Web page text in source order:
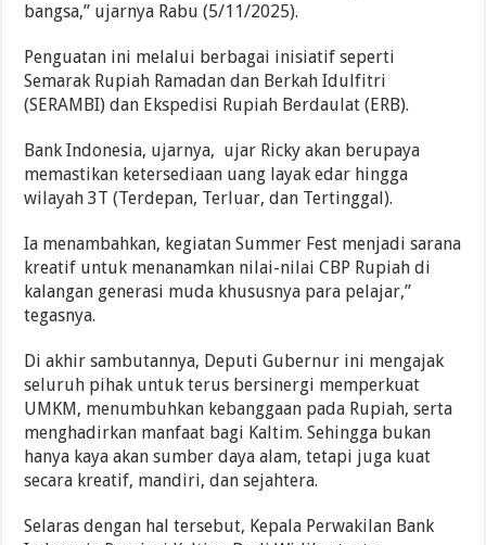
bangsa,” ujarnya Rabu (5/11/2025).
Penguatan ini melalui berbagai inisiatif seperti
Semarak Rupiah Ramadan dan Berkah Idulfitri
(SERAMBI) dan Ekspedisi Rupiah Berdaulat (ERB).
Bank Indonesia, ujarnya, ujar Ricky akan berupaya
memastikan ketersediaan uang layak edar hingga
wilayah 3T (Terdepan, Terluar, dan Tertinggal).
Ia menambahkan, kegiatan Summer Fest menjadi sarana
kreatif untuk menanamkan nilai-nilai CBP Rupiah di
kalangan generasi muda khususnya para pelajar,”
tegasnya.
Di akhir sambutannya, Deputi Gubernur ini mengajak
seluruh pihak untuk terus bersinergi memperkuat
UMKM, menumbuhkan kebanggaan pada Rupiah, serta
menghadirkan manfaat bagi Kaltim. Sehingga bukan
hanya kaya akan sumber daya alam, tetapi juga kuat
secara kreatif, mandiri, dan sejahtera.
Selaras dengan hal tersebut, Kepala Perwakilan Bank